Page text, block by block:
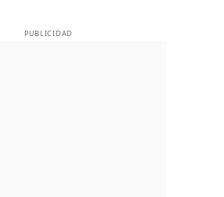
PUBLICIDAD